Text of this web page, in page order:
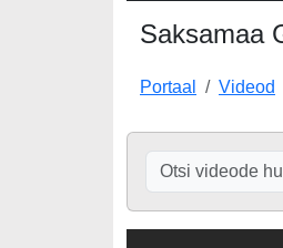
Saksamaa
Portaal Videod